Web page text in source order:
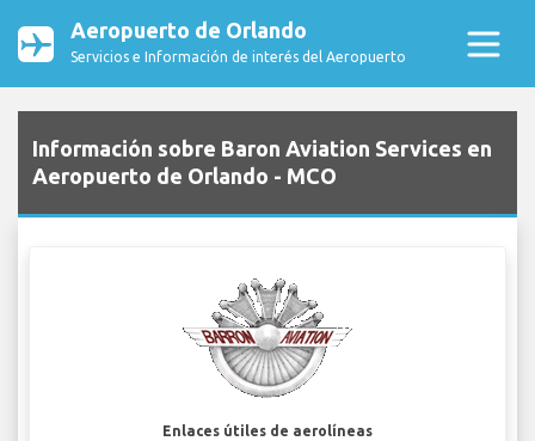
Aeropuerto de Orlando
Servicios e Información de interés del Aeropuerto
Información sobre Baron Aviation Services en
Aeropuerto de Orlando - MCO
Enlaces útiles de aerolíneas